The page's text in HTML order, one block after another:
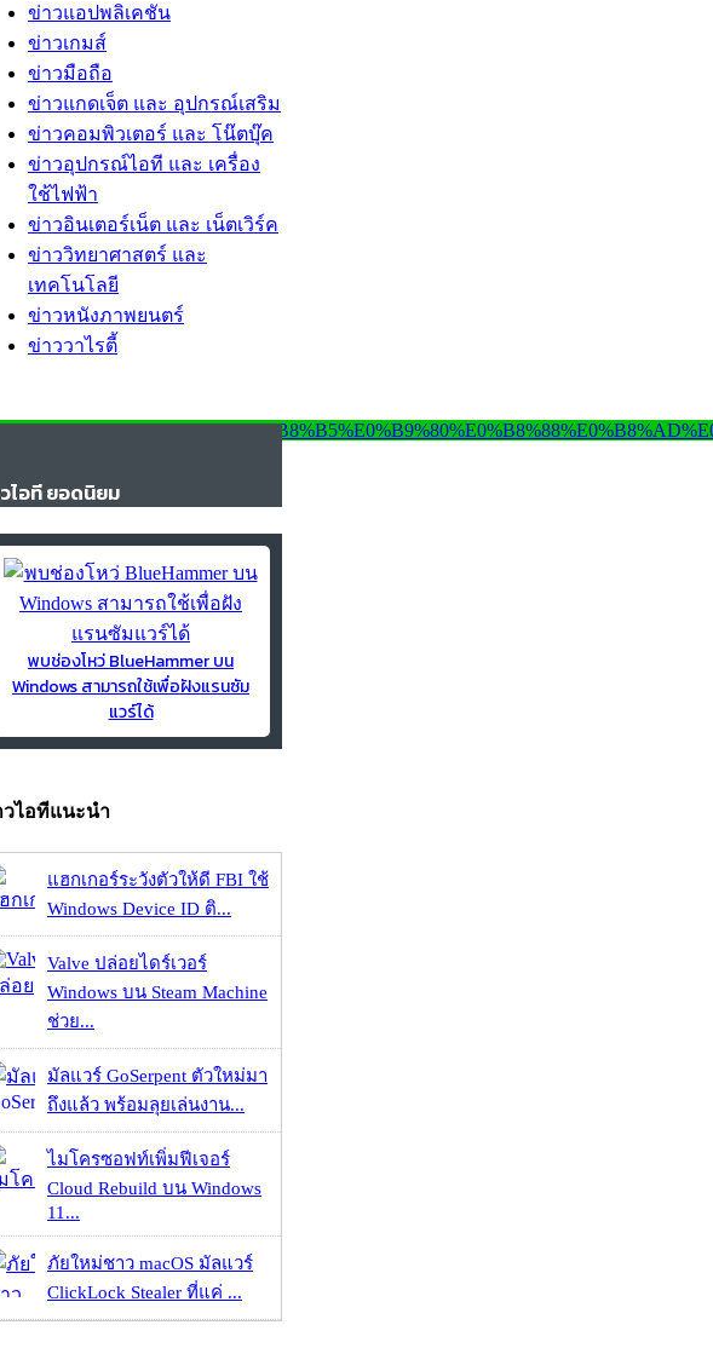
ข่าวแอปพลิเคชัน
ข่าวเกมส์
ข่าวมือถือ
ข่าวแกดเจ็ต และ อุปกรณ์เสริม
ข่าวคอมพิวเตอร์ และ โน๊ตบุ๊ค
ข่าวอุปกรณ์ไอที และ เครื่อง
ใช้ไฟฟ้า
ข่าวอินเตอร์เน็ต และ เน็ตเวิร์ค
ข่าววิทยาศาสตร์ และ
เทคโนโลยี
ข่าวหนังภาพยนตร์
ข่าววาไรตี้
ไอที ยอดนิยม
พบช่องโหว่ BlueHammer บน
Windows สามารถใช้เพื่อฝังแรนซัม
แวร์ได้
ไอทีแนะนำ
แฮกเกอร์ระวังตัวให้ดี FBI ใช้
Windows Device ID ติ...
Valve ปล่อยไดร์เวอร์
Windows บน Steam Machine
ช่วย...
มัลแวร์ GoSerpent ตัวใหม่มา
ถึงแล้ว พร้อมลุยเล่นงาน...
ไมโครซอฟท์เพิ่มฟีเจอร์
Cloud Rebuild บน Windows
11...
ภัยใหม่ชาว macOS มัลแวร์
ClickLock Stealer ที่แค่ ...